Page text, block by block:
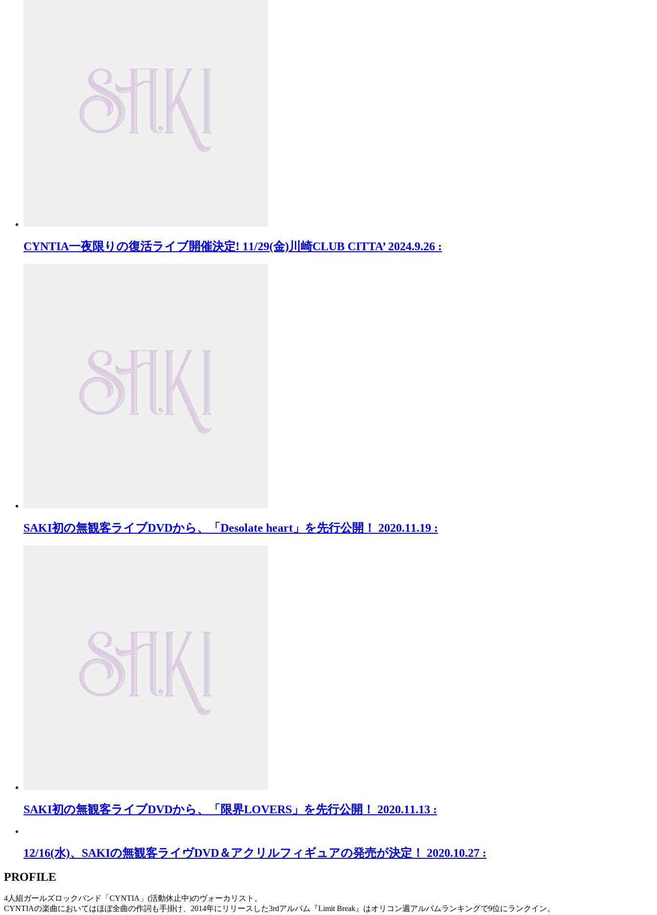
CYNTIA一夜限りの復活ライブ開催決定! 11/29(金)川崎CLUB CITTA’ 2024.9.26 :
SAKI初の無観客ライブDVDから、「Desolate heart」を先行公開！ 2020.11.19 :
SAKI初の無観客ライブDVDから、「限界LOVERS」を先行公開！ 2020.11.13 :
12/16(水)、SAKIの無観客ライヴDVD＆アクリルフィギュアの発売が決定！ 2020.10.27 :
PROFILE
4人組ガールズロックバンド「CYNTIA」(活動休止中)のヴォーカリスト。
CYNTIAの楽曲においてはほぼ全曲の作詞も手掛け、2014年にリリースした3rdアルバム『Limit Break』はオリコン週アルバムランキングで9位にランクイン。